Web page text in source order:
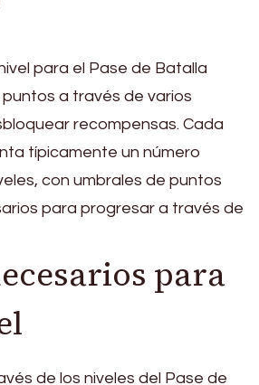
para el Pase de Batalla
a través de varios
recompensas. Cada
típicamente un número
con umbrales de puntos
para progresar a través de
para
de los niveles del Pase de